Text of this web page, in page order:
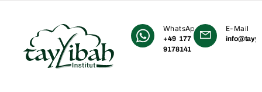
WhatsApp
+49 177
9178141
E-Mail